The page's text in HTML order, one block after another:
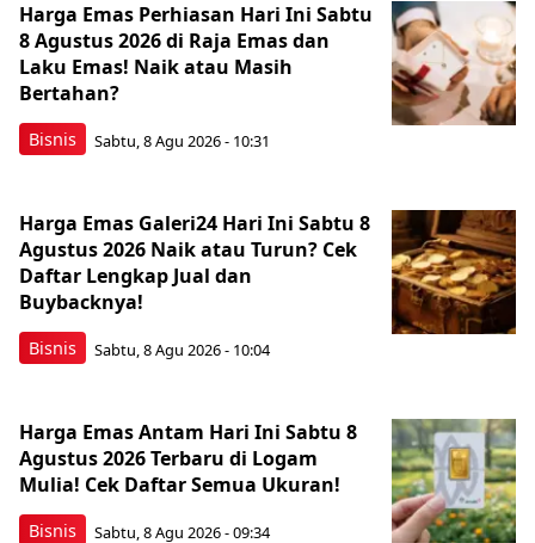
Bisnis
Harga Emas Perhiasan Hari Ini Sabtu
8 Agustus 2026 di Raja Emas dan
Laku Emas! Naik atau Masih
Bertahan?
Sabtu, 8 Agu 2026 - 10:31
Bisnis
Harga Emas Galeri24 Hari Ini Sabtu 8
Agustus 2026 Naik atau Turun? Cek
Daftar Lengkap Jual dan
Buybacknya!
Sabtu, 8 Agu 2026 - 10:04
Bisnis
Harga Emas Antam Hari Ini Sabtu 8
Agustus 2026 Terbaru di Logam
Mulia! Cek Daftar Semua Ukuran!
Sabtu, 8 Agu 2026 - 09:34